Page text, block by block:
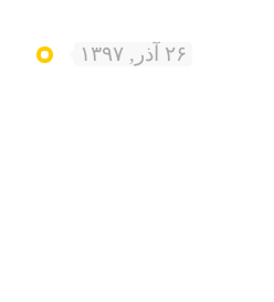
۲۶ آذر, ۱۳۹۷